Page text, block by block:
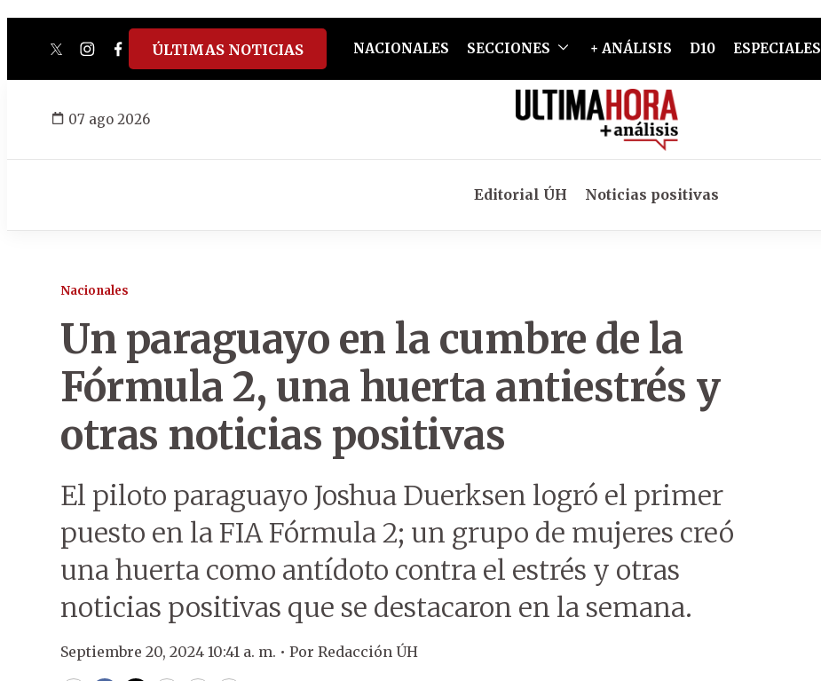
twitterinstagram
facebook
tiktokyoutube
spotify
ÚLTIMAS NOTICIAS NACIONALES SECCIONES + ANÁLISIS D10 ESPECIALES
07 ago 2026
Editorial ÚH Noticias positivas
Nacionales
Un paraguayo en la cumbre de la
Fórmula 2, una huerta antiestrés y
otras noticias positivas
El piloto paraguayo Joshua Duerksen logró el primer
puesto en la FIA Fórmula 2; un grupo de mujeres creó
una huerta como antídoto contra el estrés y otras
noticias positivas que se destacaron en la semana.
Septiembre 20, 2024 10:41 a. m. • Por Redacción ÚH